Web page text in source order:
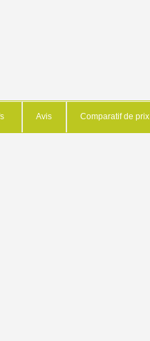
Avis Comparatif de prix